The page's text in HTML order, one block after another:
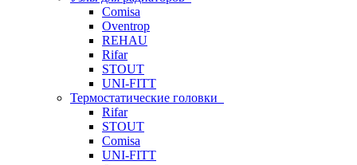
Comisa
Oventrop
REHAU
Rifar
STOUT
UNI-FITT
Термостатические головки
Rifar
STOUT
Comisa
UNI-FITT